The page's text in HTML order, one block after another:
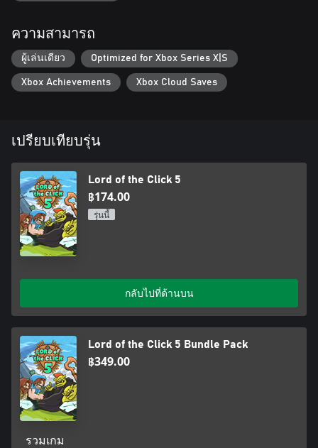
ความสามารถ
ผู้เล่นเดียว Optimized for Xbox Series X|S
Xbox Achievements Xbox Cloud Saves
เปรียบเทียบรุ่น
Lord of the Click 5
฿174.00
รุ่นนี้
กลับไปที่ด้านบน
Lord of the Click 5 Bundle Pack
฿349.00
รวมเกม